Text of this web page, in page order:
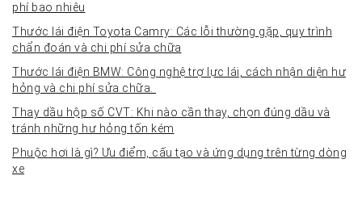
phí bao nhiêu
Thước lái điện Toyota Camry: Các lỗi thường gặp, quy trình
chẩn đoán và chi phí sửa chữa
Thước lái điện BMW: Công nghệ trợ lực lái, cách nhận diện hư
hỏng và chi phí sửa chữa.
Thay dầu hộp số CVT: Khi nào cần thay, chọn đúng dầu và
tránh những hư hỏng tốn kém
Phuộc hơi là gì? Ưu điểm, cấu tạo và ứng dụng trên từng dòng
xe